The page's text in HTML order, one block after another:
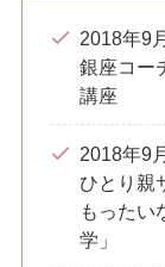
2018年9
銀座コー
講座
2018年9
ひとり親
もったい
学」